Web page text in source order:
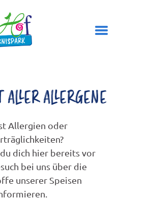
PLANEN
FEIERN
ALLERGENE
Allergien oder
dich hier bereits vor
bei uns über die
unserer Speisen